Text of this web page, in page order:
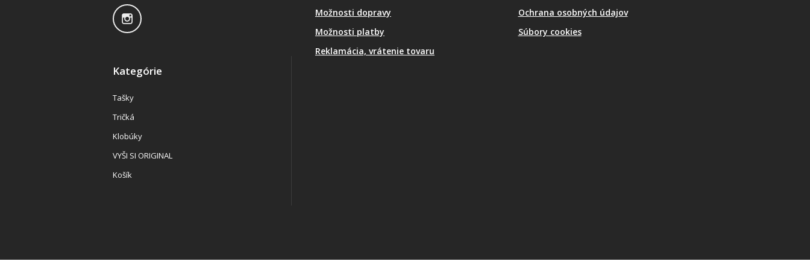
Kategórie
Tašky
Tričká
Klobúky
VYŠI SI ORIGINAL
Košík
Možnosti dopravy
Možnosti platby
Reklamácia, vrátenie tovaru
Ochrana osobných údajov
Súbory cookies